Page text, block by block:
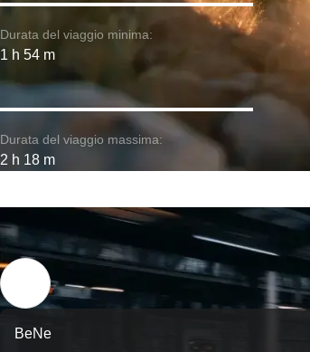
Durata del viaggio minima:
1 h 54 m
Durata del viaggio massima:
2 h 18 m
BeNe